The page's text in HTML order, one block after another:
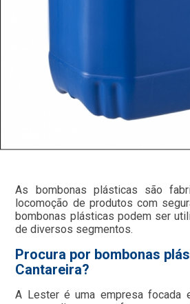
As bombonas plásticas são
locomoção de produtos com
bombonas plásticas podem ser
de diversos segmentos.
Procura por bombonas
Cantareira?
A Lester é uma empresa focada